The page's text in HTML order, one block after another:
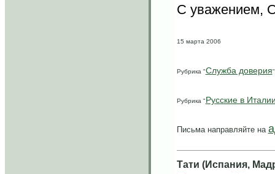
С уважением,
15 марта 2006
Рубрика "Служба доверия"
Рубрика "Русские в
Письма направляйте на
Tати (Испания,